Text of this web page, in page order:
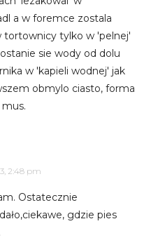
a w foremce zostala
tortownicy tylko w 'pelnej'
sie wody od dolu
w 'kapieli wodnej' jak
obmylo ciasto, forma
2:48 pm
Ostatecznie
gdzie pies